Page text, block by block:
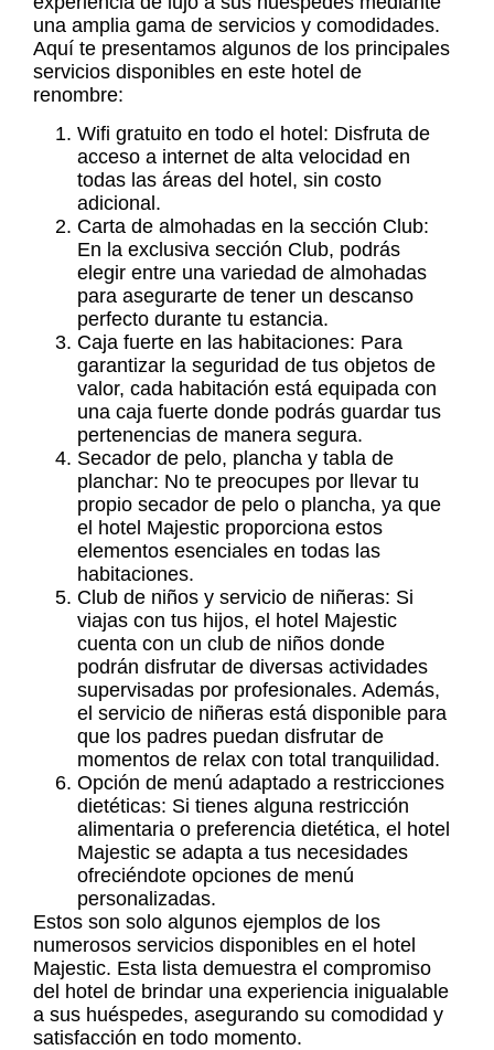
una amplia gama de servicios y comodidades.
Aquí te presentamos algunos de los principales
servicios disponibles en este hotel de
renombre:
Wifi gratuito en todo el hotel: Disfruta de
acceso a internet de alta velocidad en
todas las áreas del hotel, sin costo
adicional.
Carta de almohadas en la sección Club:
En la exclusiva sección Club, podrás
elegir entre una variedad de almohadas
para asegurarte de tener un descanso
perfecto durante tu estancia.
Caja fuerte en las habitaciones: Para
garantizar la seguridad de tus objetos de
valor, cada habitación está equipada con
una caja fuerte donde podrás guardar tus
pertenencias de manera segura.
Secador de pelo, plancha y tabla de
planchar: No te preocupes por llevar tu
propio secador de pelo o plancha, ya que
el hotel Majestic proporciona estos
elementos esenciales en todas las
habitaciones.
Club de niños y servicio de niñeras: Si
viajas con tus hijos, el hotel Majestic
cuenta con un club de niños donde
podrán disfrutar de diversas actividades
supervisadas por profesionales. Además,
el servicio de niñeras está disponible para
que los padres puedan disfrutar de
momentos de relax con total tranquilidad.
Opción de menú adaptado a restricciones
dietéticas: Si tienes alguna restricción
alimentaria o preferencia dietética, el hotel
Majestic se adapta a tus necesidades
ofreciéndote opciones de menú
personalizadas.
Estos son solo algunos ejemplos de los
numerosos servicios disponibles en el hotel
Majestic. Esta lista demuestra el compromiso
del hotel de brindar una experiencia inigualable
a sus huéspedes, asegurando su comodidad y
satisfacción en todo momento.